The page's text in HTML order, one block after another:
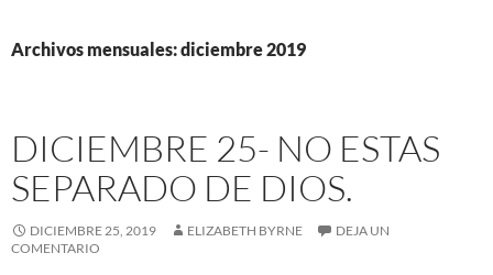
Archivos mensuales: diciembre 2019
DICIEMBRE 25- NO ESTAS
SEPARADO DE DIOS.
DICIEMBRE 25, 2019 ELIZABETH BYRNE
DEJA UN
COMENTARIO